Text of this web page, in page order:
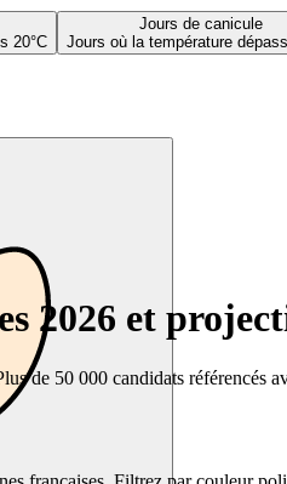
20°C
Jours de canicule
Jours où la température
2026 et
de 50 000 candidats référencés